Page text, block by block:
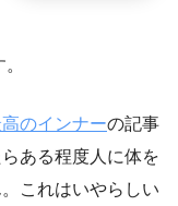
のインナーの記事
ある程度人に体を
これはいやらしい